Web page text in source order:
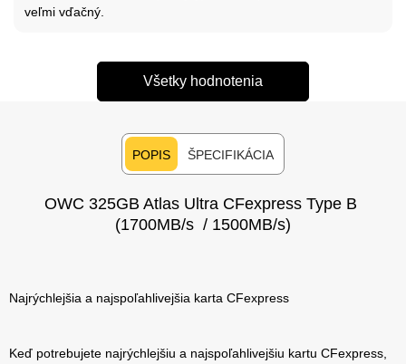
veľmi vďačný.
Všetky hodnotenia
POPIS ŠPECIFIKÁCIA
OWC 325GB Atlas Ultra CFexpress Type B
(1700MB/s / 1500MB/s)
Najrýchlejšia a najspoľahlivejšia karta CFexpress
Keď potrebujete najrýchlejšiu a najspoľahlivejšiu kartu CFexpress,